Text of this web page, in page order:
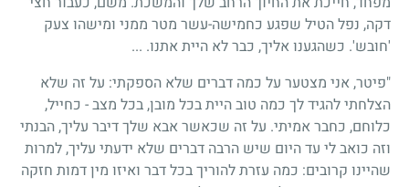
דקה, נפל הטיל שפגע כחמישה-עשר מטר ממני ומישהו צעק
'חובש'. כשהגענו אליך, כבר לא היית אתנו. ...
"פיטר, אני מצטער על כמה דברים שלא הספקתי: על זה שלא
הצלחתי להגיד לך כמה טוב היית בכל מובן, בכל מצב - כחייל,
כלוחם, כחבר אמיתי. על זה שכאשר אבא שלך דיבר עליך, הבנתי
וזה כואב לי עד היום שיש הרבה דברים שלא ידעתי עליך, למרות
שהיינו קרובים: כמה עזרת להוריך בכל דבר ואיזו מין דמות חזקה